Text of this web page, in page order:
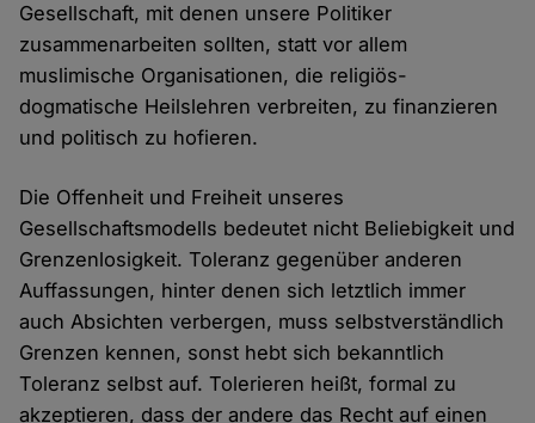
Gesellschaft, mit denen unsere Politiker
zusammenarbeiten sollten, statt vor allem
muslimische Organisationen, die religiös-
dogmatische Heilslehren verbreiten, zu finanzieren
und politisch zu hofieren.
Die Offenheit und Freiheit unseres
Gesellschaftsmodells bedeutet nicht Beliebigkeit und
Grenzenlosigkeit. Toleranz gegenüber anderen
Auffassungen, hinter denen sich letztlich immer
auch Absichten verbergen, muss selbstverständlich
Grenzen kennen, sonst hebt sich bekanntlich
Toleranz selbst auf. Tolerieren heißt, formal zu
akzeptieren, dass der andere das Recht auf einen